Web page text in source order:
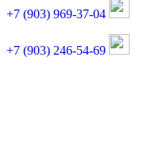
+7 (903) 969-37-04
+7 (903) 246-54-69